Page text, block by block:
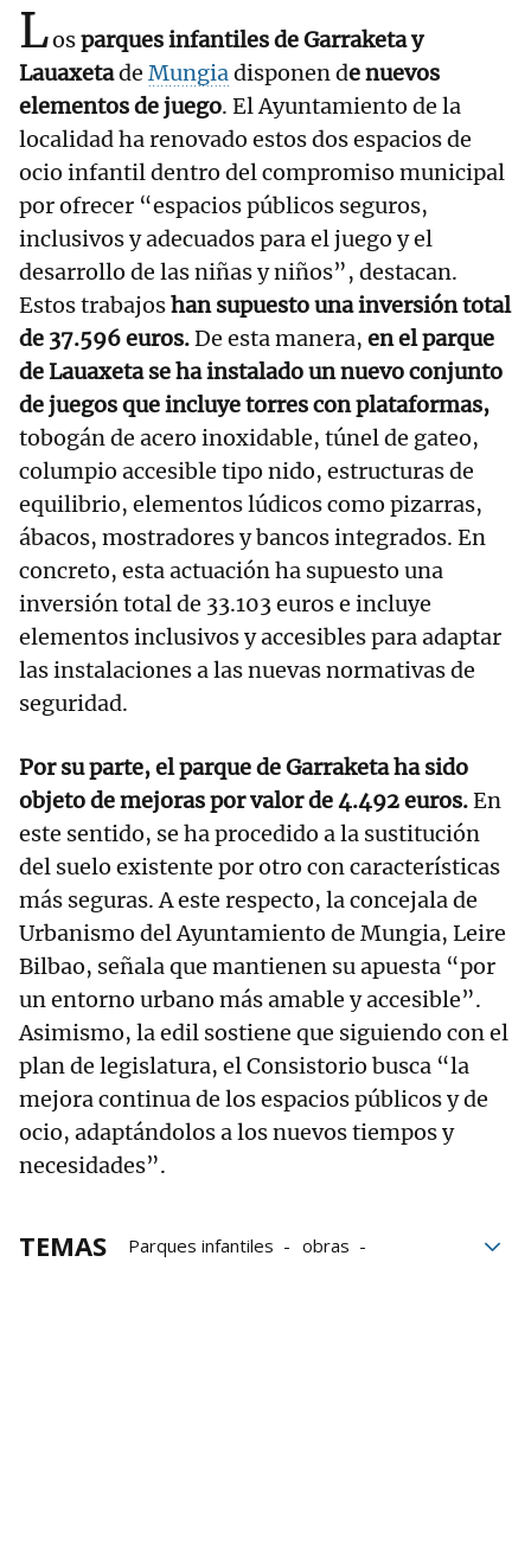
Losparques infantiles de Garraketa y
Lauaxetade Mungiadisponen de nuevos
elementos de juego. El Ayuntamiento de la
localidad ha renovado estos dos espacios de
ocio infantil dentro del compromiso municipal
por ofrecer “espacios públicos seguros,
inclusivos y adecuados para el juego y el
desarrollo de las niñas y niños”, destacan.
Estos trabajoshan supuesto una inversión total
de 37.596 euros.De esta manera, en el parque
de Lauaxeta se ha instalado un nuevo conjunto
de juegos que incluye torres con plataformas,
tobogán de acero inoxidable, túnel de gateo,
columpio accesible tipo nido, estructuras de
equilibrio, elementos lúdicos como pizarras,
ábacos, mostradores y bancos integrados. En
concreto, esta actuación ha supuesto una
inversión total de 33.103 euros e incluye
elementos inclusivos y accesibles para adaptar
las instalaciones a las nuevas normativas de
seguridad.
Por su parte, el parque de Garraketa ha sido
objeto de mejoras por valor de 4.492 euros.En
este sentido, se ha procedido a la sustitución
del suelo existente por otro con características
más seguras. A este respecto, la concejala de
Urbanismo del Ayuntamiento de Mungia, Leire
Bilbao, señala que mantienen su apuesta “por
un entorno urbano más amable y accesible”.
Asimismo, la edil sostiene que siguiendo con el
plan de legislatura, el Consistorio busca “la
mejora continua de los espacios públicos y de
ocio, adaptándolos a los nuevos tiempos y
necesidades”.
TEMAS Parques infantiles
obras